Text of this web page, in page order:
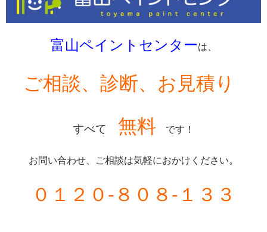
富山ペイントセンターは、
ご相談、診断、お見積り
すべて 無料 です！
お問い合わせ、ご相談は気軽におかけください。
０１２０-８０８-１３３